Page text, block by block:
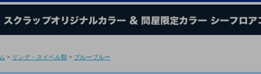
> リング・スイベル類 > ブルーブルー